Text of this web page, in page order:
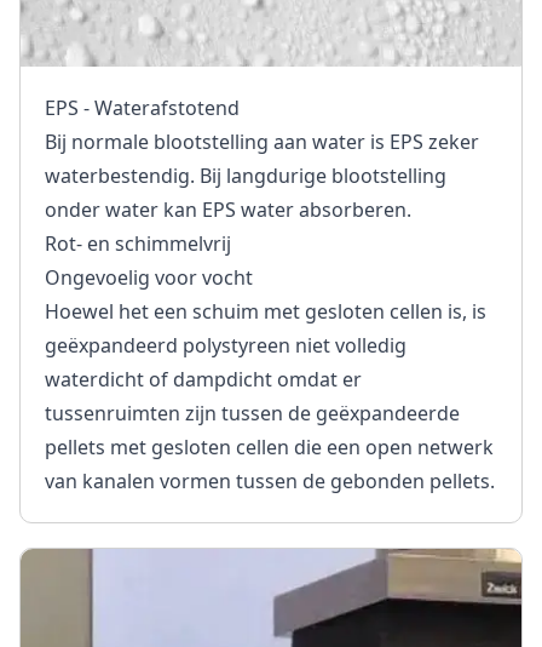
EPS - Waterafstotend
Bij normale blootstelling aan water is EPS zeker
waterbestendig. Bij langdurige blootstelling
onder water kan EPS water absorberen.
Rot- en schimmelvrij
Ongevoelig voor vocht
Hoewel het een schuim met gesloten cellen is, is
geëxpandeerd polystyreen niet volledig
waterdicht of dampdicht omdat er
tussenruimten zijn tussen de geëxpandeerde
pellets met gesloten cellen die een open netwerk
van kanalen vormen tussen de gebonden pellets.